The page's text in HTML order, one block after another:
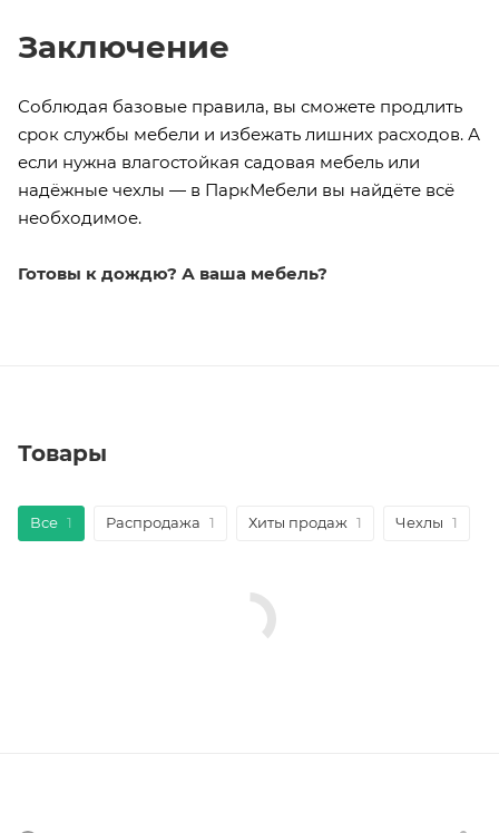
Заключение
Соблюдая базовые правила, вы сможете продлить
срок службы мебели и избежать лишних расходов. А
если нужна влагостойкая садовая мебель или
надёжные чехлы — в ПаркМебели вы найдёте всё
необходимое.
Готовы к дождю? А ваша мебель?
Товары
Все 1 Распродажа 1 Хиты продаж 1 Чехлы 1